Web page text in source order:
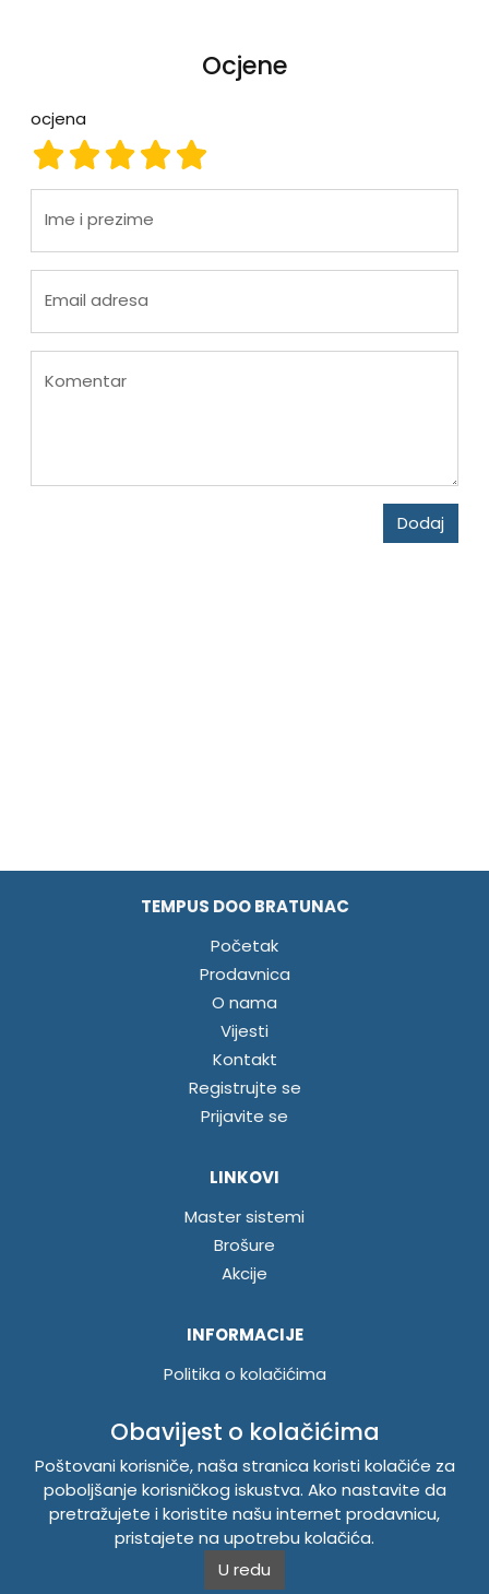
Ocjene
ocjena
ocjena 5
ocjena 4
ocjena 3
ocjena 2
ocjena 1
Ime i prezime
Email adresa
Komentar
Dodaj
TEMPUS DOO BRATUNAC
Početak
Prodavnica
O nama
Vijesti
Kontakt
Registrujte se
Prijavite se
LINKOVI
Master sistemi
Brošure
Akcije
INFORMACIJE
Politika o kolačićima
Politika privatnosti
TEMPUS DOO BRATUNAC
Svetog Save bb, 75420 Bratunac, Bosna i Hercegovina
+38756/260-051
Obavijest o kolačićima
Poštovani korisniče, naša stranica koristi kolačiće za
poboljšanje korisničkog iskustva. Ako nastavite da
pretražujete i koristite našu internet prodavnicu,
pristajete na upotrebu kolačića.
U redu